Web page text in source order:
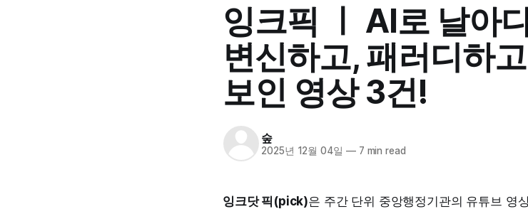
잉크픽 ㅣ AI로 날아
변신하고, 패러디하
보인 영상 3건!
숲
2025년 12월 04일 —7 min read
잉크닷 픽(pick)은 주간 단위 중앙행정기관의 유튜브 영